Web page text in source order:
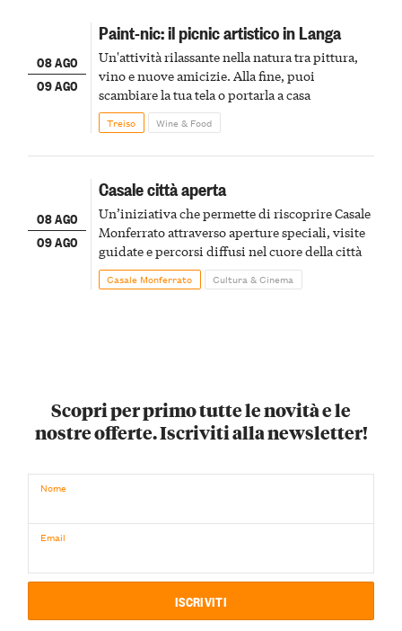
08 AGO
09 AGO
Paint-nic: il picnic artistico in Langa
Un'attività rilassante nella natura tra pittura,
vino e nuove amicizie. Alla fine, puoi
scambiare la tua tela o portarla a casa
Treiso Wine & Food
08 AGO
09 AGO
Casale città aperta
Un’iniziativa che permette di riscoprire Casale
Monferrato attraverso aperture speciali, visite
guidate e percorsi diffusi nel cuore della città
Casale Monferrato Cultura & Cinema
Scopri per primo tutte le novità e le
nostre offerte. Iscriviti alla newsletter!
Nome
Email